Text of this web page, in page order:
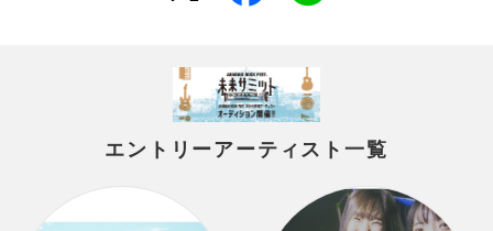
エントリーアーティスト一覧